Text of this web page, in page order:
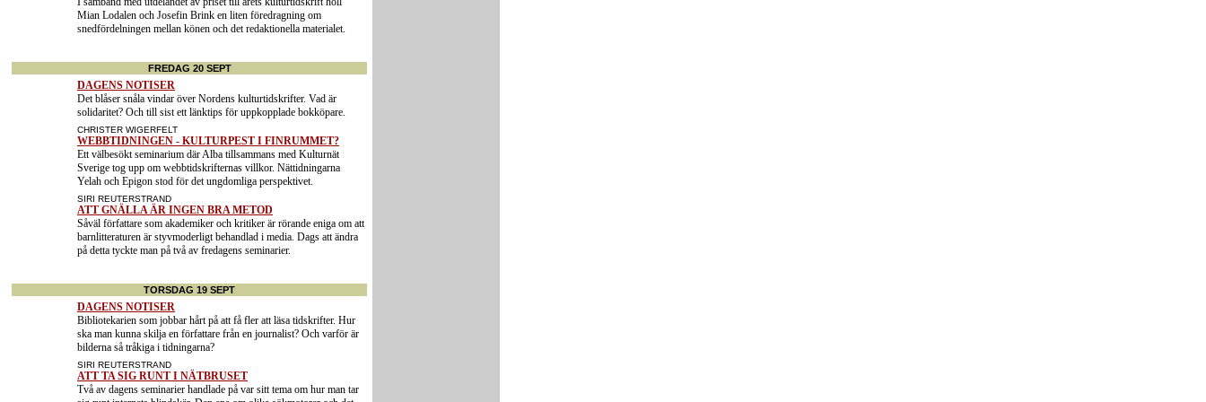
Mian Lodalen och Josefin Brink en liten föredragning om
snedfördelningen mellan könen och det redaktionella materialet.
FREDAG 20 SEPT
DAGENS NOTISER
Det blåser snåla vindar över Nordens kulturtidskrifter. Vad är
solidaritet? Och till sist ett länktips för uppkopplade bokköpare.
CHRISTER WIGERFELT
WEBBTIDNINGEN - KULTURPEST I FINRUMMET?
Ett välbesökt seminarium där Alba tillsammans med Kulturnät
Sverige tog upp om webbtidskrifternas villkor. Nättidningarna
Yelah och Epigon stod för det ungdomliga perspektivet.
SIRI REUTERSTRAND
ATT GNÄLLA ÄR INGEN BRA METOD
Såväl författare som akademiker och kritiker är rörande eniga om att
barnlitteraturen är styvmoderligt behandlad i media. Dags att ändra
på detta tyckte man på två av fredagens seminarier.
TORSDAG 19 SEPT
DAGENS NOTISER
Bibliotekarien som jobbar hårt på att få fler att läsa tidskrifter. Hur
ska man kunna skilja en författare från en journalist? Och varför är
bilderna så tråkiga i tidningarna?
SIRI REUTERSTRAND
ATT TA SIG RUNT I NÄTBRUSET
Två av dagens seminarier handlade på var sitt tema om hur man tar